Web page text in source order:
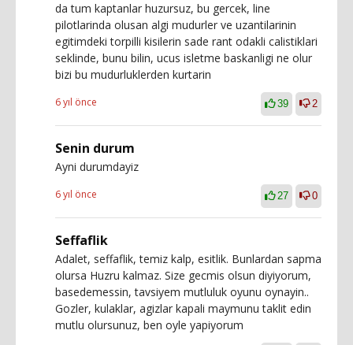
da tum kaptanlar huzursuz, bu gercek, line
pilotlarinda olusan algi mudurler ve uzantilarinin
egitimdeki torpilli kisilerin sade rant odakli calistiklari
seklinde, bunu bilin, ucus isletme baskanligi ne olur
bizi bu mudurluklerden kurtarin
6 yıl önce 39 2
Senin durum
Ayni durumdayiz
6 yıl önce 27 0
Seffaflik
Adalet, seffaflik, temiz kalp, esitlik. Bunlardan sapma
olursa Huzru kalmaz. Size gecmis olsun diyiyorum,
basedemessin, tavsiyem mutluluk oyunu oynayin..
Gozler, kulaklar, agizlar kapali maymunu taklit edin
mutlu olursunuz, ben oyle yapiyorum